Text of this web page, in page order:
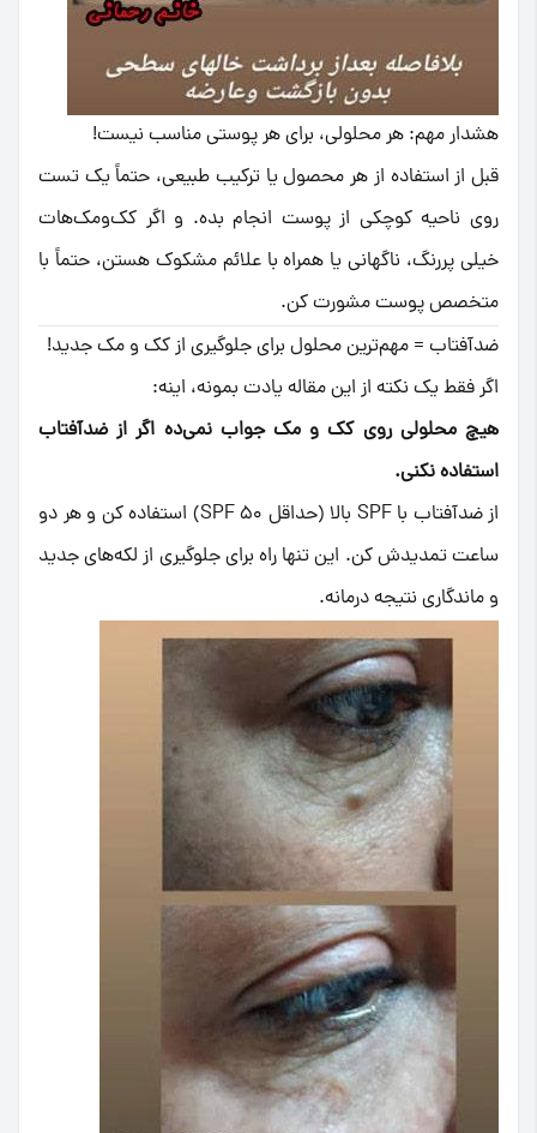
هشدار مهم: هر محلولی، برای هر پوستی مناسب نیست!
قبل از استفاده از هر محصول یا ترکیب طبیعی، حتماً یک تست
روی ناحیه کوچکی از پوست انجام بده. و اگر کک‌ومک‌هات
خیلی پررنگ، ناگهانی یا همراه با علائم مشکوک هستن، حتماً با
متخصص پوست مشورت کن.
ضدآفتاب = مهم‌ترین محلول برای جلوگیری از کک و مک جدید!
اگر فقط یک نکته از این مقاله یادت بمونه، اینه:
هیچ محلولی روی کک و مک جواب نمی‌ده اگر از ضدآفتاب
استفاده نکنی.
از ضدآفتاب با SPF بالا (حداقل SPF 50) استفاده کن و هر دو
ساعت تمدیدش کن. این تنها راه برای جلوگیری از لکه‌های جدید
و ماندگاری نتیجه درمانه.